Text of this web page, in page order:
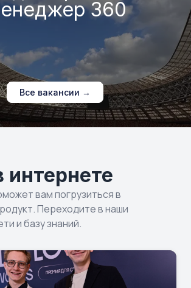
360
Все вакансии →
интернете
вам погрузиться в
Переходите в наши
и базу знаний.